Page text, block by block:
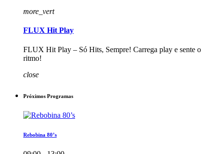
more_vert
FLUX Hit Play
FLUX Hit Play – Só Hits, Sempre! Carrega play e sente o
ritmo!
close
Próximos Programas
Rebobina 80’s